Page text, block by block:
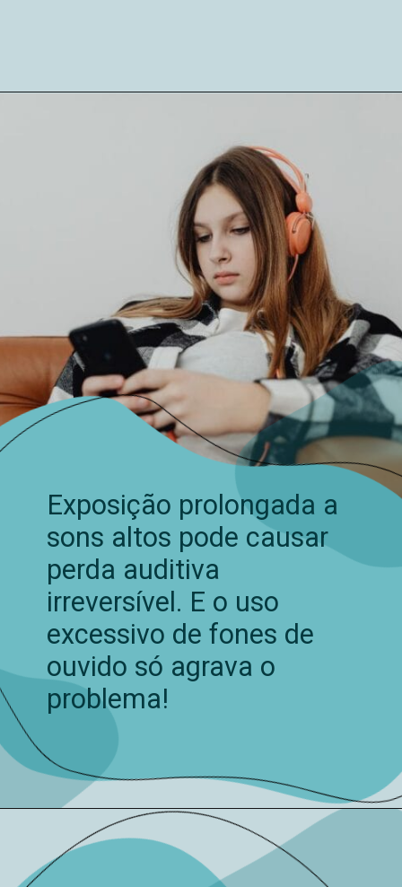
Exposição prolongada a
sons altos pode causar
perda auditiva
irreversível. E o uso
excessivo de fones de
ouvido só agrava o
problema!